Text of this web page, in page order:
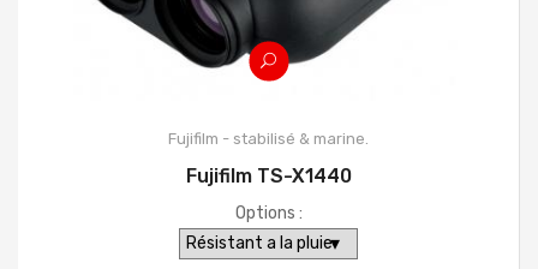
Fujifilm - stabilisé & marine.
Fujifilm TS-X1440
Options :